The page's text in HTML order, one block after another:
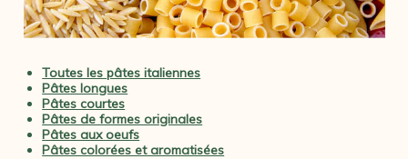
Toutes les pâtes italiennes
Pâtes longues
Pâtes courtes
Pâtes de formes originales
Pâtes aux oeufs
Pâtes colorées et aromatisées